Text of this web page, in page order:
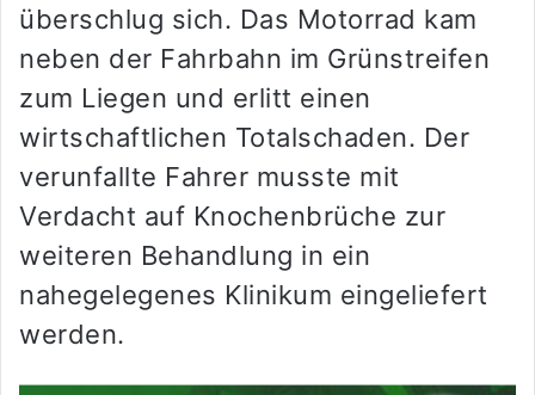
überschlug sich. Das Motorrad kam
neben der Fahrbahn im Grünstreifen
zum Liegen und erlitt einen
wirtschaftlichen Totalschaden. Der
verunfallte Fahrer musste mit
Verdacht auf Knochenbrüche zur
weiteren Behandlung in ein
nahegelegenes Klinikum eingeliefert
werden.